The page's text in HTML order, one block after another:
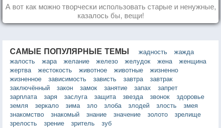
А вот как можно творчески использовать старые и ненужные,
казалось бы, вещи!
САМЫЕ ПОПУЛЯРНЫЕ ТЕМЫ жадность
жажда
жалость
жара желание железо желудок жена
женщина
жертва
жестокость животное животные
жизненно
жизненное
зависимость зависть завтра
завтрак
заключённый
закон замок занятие запах
запрет
зарплата
заря заслуга защита звезда звонок
здоровье
земля
зеркало зима зло злоба злодей злость
змея
знакомство
знакомый знание значение золото
зрелище
зрелость
зрение зритель зуб